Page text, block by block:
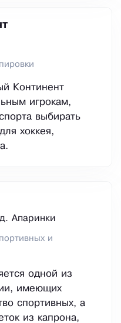
Континент
игрокам,
выбирать
хоккея,
Апаринки
и
одной из
имеющих
спортивных, а
из капрона,